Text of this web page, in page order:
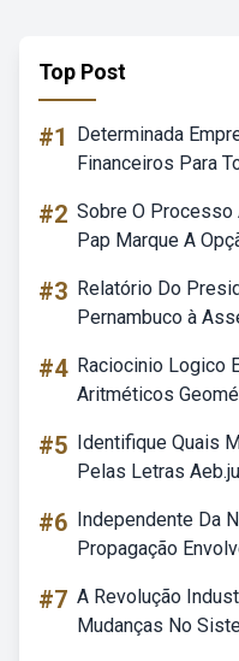
Top Post
#1
Determinada
Financeiros Para
#2 Sobre O
Pap Marque A
#3 Relatório Do
Pernambuco à
#4 Raciocinio Logico
Aritméticos
#5 Identifique Quais
Pelas Letras
#6 Independente Da
Propagação
#7 A Revolução
Mudanças No